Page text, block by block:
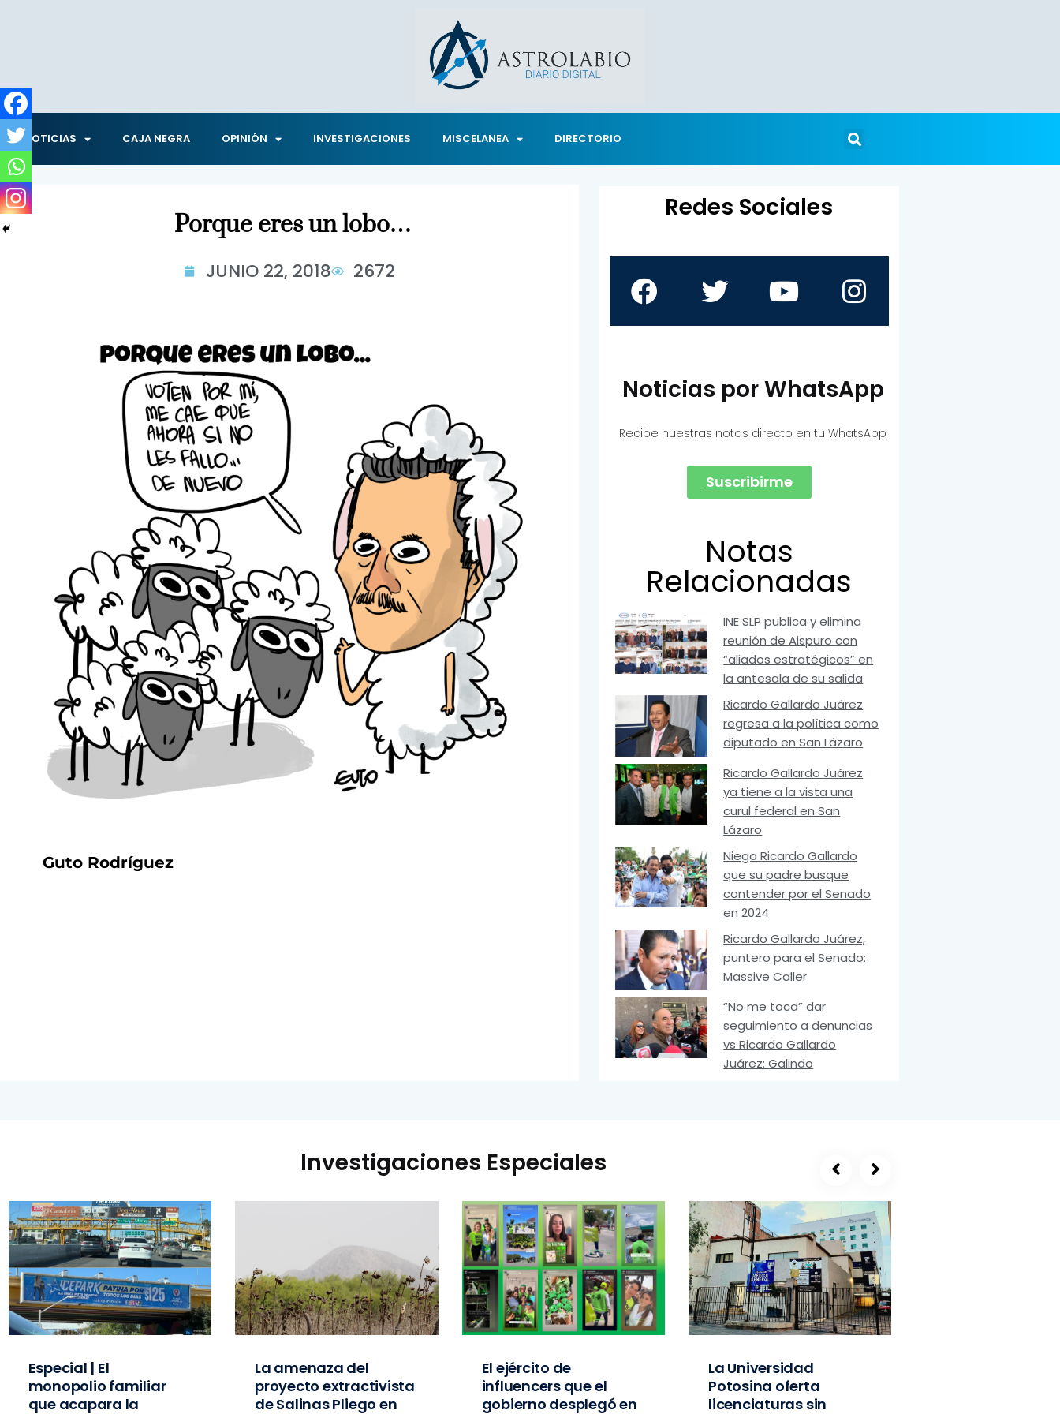
NOTICIAS CAJA NEGRA OPINIÓN INVESTIGACIONES MISCELANEA DIRECTORIO
Porque eres un lobo…
JUNIO 22, 2018 2672
Guto Rodríguez
Redes Sociales
Noticias por WhatsApp
Recibe nuestras notas directo en tu WhatsApp
Suscribirme
Notas
Relacionadas
INE SLP publica y elimina
reunión de Aispuro con
“aliados estratégicos” en
la antesala de su salida
Ricardo Gallardo Juárez
regresa a la política como
diputado en San Lázaro
Ricardo Gallardo Juárez
ya tiene a la vista una
curul federal en San
Lázaro
Niega Ricardo Gallardo
que su padre busque
contender por el Senado
en 2024
Ricardo Gallardo Juárez,
puntero para el Senado:
Massive Caller
“No me toca” dar
seguimiento a denuncias
vs Ricardo Gallardo
Juárez: Galindo
Investigaciones Especiales
Especial | El
monopolio familiar
que acapara la
La amenaza del
proyecto extractivista
de Salinas Pliego en
El ejército de
influencers que el
gobierno desplegó en
La Universidad
Potosina oferta
licenciaturas sin